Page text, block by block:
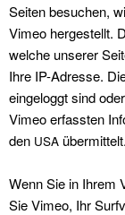
Seit­en besuchen,
Vimeo hergestellt.
welche unser­er
Ihre IP-Adresse.
ein­gel­og­gt sind
Vimeo erfassten
den USA über­mit­telt.
Wenn Sie in Ihrem
Sie Vimeo, Ihr